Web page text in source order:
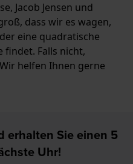
Jacob Jensen und
dass wir es wagen,
eine quadratische
findet. Falls nicht,
helfen Ihnen gerne
erhalten Sie einen 5
Uhr!